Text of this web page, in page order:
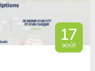
17
août